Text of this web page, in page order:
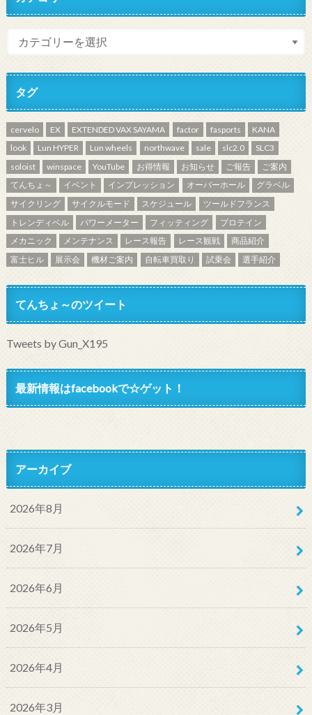
タグ
cervelo EX EXTENDED VAX SAYAMA factor fasports
KANA
look
Lun HYPER Lun wheels northwave sale slc2.0
SLC3
soloist
winspace YouTube お得情報 お知らせ ご報告
ご案内
てんちょ～
イベント インプレッション オーバーホール
グラベル
サイクリング
サイクルモード スケジュール
ツールドフランス
トレンディベル
パワーメーター フィッティング
プロテイン
メカニック
メンテナンス レース報告 レース観戦
商品紹介
富士ヒル
展示会 機材ご案内 自転車買取り 試乗会 選手紹介
てんちょ～のツイート
Tweets by Gun_X195
最新情報はfacebookで☆ゲット！
アーカイブ
2026年8月
2026年7月
2026年6月
2026年5月
2026年4月
2026年3月